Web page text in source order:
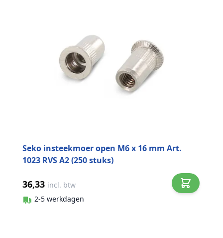
Seko insteekmoer open M6 x 16 mm Art.
1023 RVS A2 (250 stuks)
36,33 incl. btw
2-5 werkdagen